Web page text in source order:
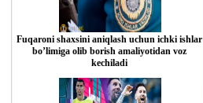
Fuqaroni shaxsini aniqlash uchun ichki ishlar
boʼlimiga olib borish amaliyotidan voz
kechiladi